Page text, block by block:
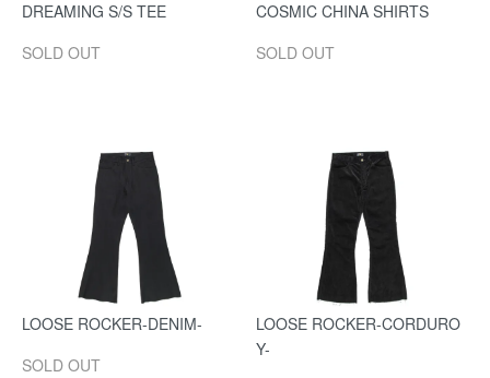
DREAMING S/S TEE
SOLD OUT
COSMIC CHINA SHIRTS
SOLD OUT
LOOSE ROCKER-DENIM-
SOLD OUT
LOOSE ROCKER-CORDURO
Y-